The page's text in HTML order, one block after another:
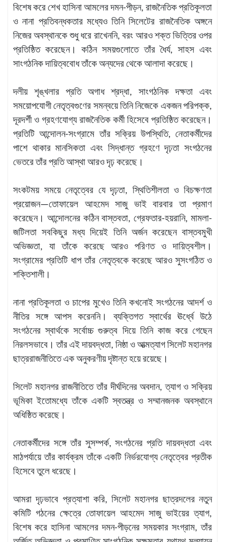
বিশেষ করে শেখ হাসিনা আমলের দমন-পীড়ন, রাজনৈতিক প্রতিকূলতা
ও নানা প্রতিবন্ধকতার মধ্যেও তিনি সিলেটের রাজনৈতিক অঙ্গনে
নিজের অবস্থানকে শুধু ধরে রাখেননি, বরং আরও শক্ত ভিত্তির ওপর
প্রতিষ্ঠিত করেছেন। কঠিন সময়গুলোতে তাঁর ধৈর্য, সাহস এবং
সাংগঠনিক দায়িত্ববোধ তাঁকে অন্যদের থেকে আলাদা করেছে।
দলীয় শৃঙ্খলার প্রতি অগাধ শ্রদ্ধা, সাংগঠনিক দক্ষতা এবং
সময়োপযোগী নেতৃত্বগুণের সমন্বয়ে তিনি নিজেকে একজন পরিপক্ক,
দূরদর্শী ও গ্রহণযোগ্য রাজনৈতিক কর্মী হিসেবে প্রতিষ্ঠিত করেছেন।
প্রতিটি আন্দোলন-সংগ্রামে তাঁর সক্রিয় উপস্থিতি, নেতাকর্মীদের
পাশে থাকার মানসিকতা এবং সিদ্ধান্ত গ্রহণে দৃঢ়তা সংগঠনের
ভেতরে তাঁর প্রতি আস্থা আরও দৃঢ় করেছে।
সংকটময় সময়ে নেতৃত্বের যে দৃঢ়তা, স্থিতিশীলতা ও বিচক্ষণতা
প্রয়োজন—তোফায়েল আহমেদ সাজু ভাই বারবার তা প্রমাণ
করেছেন। আন্দোলনের কঠিন বাস্তবতা, গ্রেফতার-হয়রানি, মামলা-
জটিলতা সবকিছুর মধ্য দিয়েই তিনি অর্জন করেছেন বাস্তবমুখী
অভিজ্ঞতা, যা তাঁকে করেছে আরও পরিণত ও দায়িত্বশীল।
সংগ্রামের প্রতিটি ধাপ তাঁর নেতৃত্বকে করেছে আরও সুসংগঠিত ও
শক্তিশালী।
নানা প্রতিকূলতা ও চাপের মুখেও তিনি কখনোই সংগঠনের আদর্শ ও
নীতির সঙ্গে আপস করেননি। ব্যক্তিগত স্বার্থের ঊর্ধ্বে উঠে
সংগঠনের স্বার্থকে সর্বোচ্চ গুরুত্ব দিয়ে তিনি কাজ করে গেছেন
নিরলসভাবে। তাঁর এই দায়বদ্ধতা, নিষ্ঠা ও আত্মত্যাগ সিলেট মহানগর
ছাত্ররাজনীতিতে এক অনুকরণীয় দৃষ্টান্ত হয়ে রয়েছে।
সিলেট মহানগর রাজনীতিতে তাঁর দীর্ঘদিনের অবদান, ত্যাগ ও সক্রিয়
ভূমিকা ইতোমধ্যে তাঁকে একটি স্বতন্ত্র ও সম্মানজনক অবস্থানে
অধিষ্ঠিত করেছে।
নেতাকর্মীদের সঙ্গে তাঁর সুসম্পর্ক, সংগঠনের প্রতি দায়বদ্ধতা এবং
মাঠপর্যায়ে তাঁর কার্যক্রম তাঁকে একটি নির্ভরযোগ্য নেতৃত্বের প্রতীক
হিসেবে তুলে ধরেছে।
আমরা দৃঢ়ভাবে প্রত্যাশা করি, সিলেট মহানগর ছাত্রদলের নতুন
কমিটি গঠনের ক্ষেত্রে তোফায়েল আহমেদ সাজু ভাইয়ের ত্যাগ,
বিশেষ করে হাসিনা আমলের দমন-পীড়নের সময়কার সংগ্রাম, তাঁর